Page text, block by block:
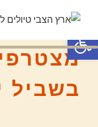
פתח סרגל
בשביל